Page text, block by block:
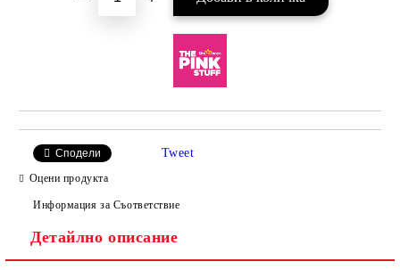
Сподели Tweet
Оцени продукта
Информация за Съответствие
Детайлно описание